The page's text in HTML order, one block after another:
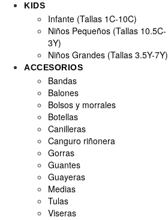
KIDS
Infante (Tallas 1C-10C)
Niños Pequeños (Tallas 10.5C-
3Y)
Niños Grandes (Tallas 3.5Y-7Y)
ACCESORIOS
Bandas
Balones
Bolsos y morrales
Botellas
Canilleras
Canguro riñonera
Gorras
Guantes
Guayeras
Medias
Tulas
Viseras